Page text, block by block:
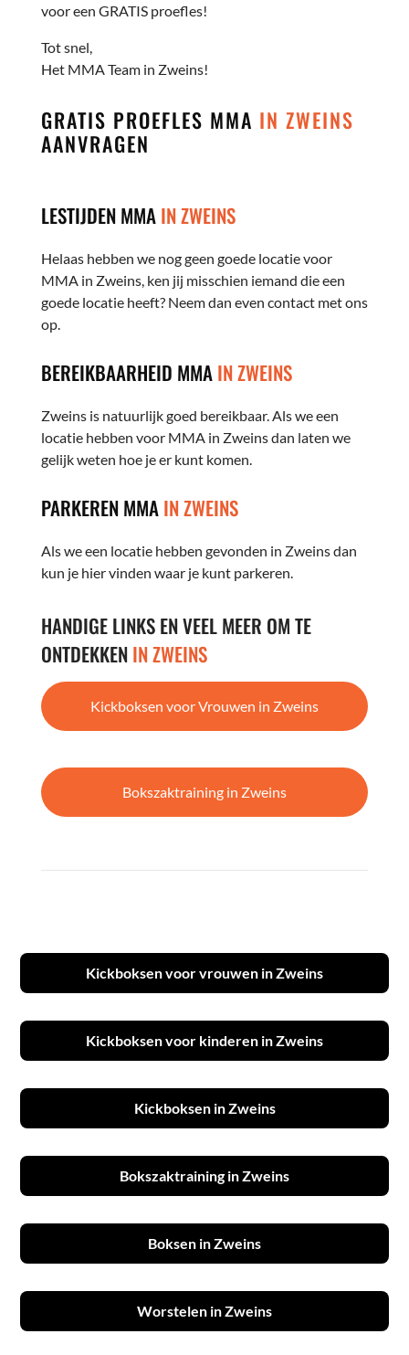
voor een GRATIS proefles!
Tot snel,
Het MMA Team in Zweins!
GRATIS PROEFLES MMA IN ZWEINS
AANVRAGEN
LESTIJDEN MMAIN ZWEINS
Helaas hebben we nog geen goede locatie voor
MMA in Zweins, ken jij misschien iemand die een
goede locatie heeft? Neem dan even contact met ons
op.
BEREIKBAARHEID MMAIN ZWEINS
Zweins is natuurlijk goed bereikbaar. Als we een
locatie hebben voor MMA in Zweins dan laten we
gelijk weten hoe je er kunt komen.
PARKEREN MMAIN ZWEINS
Als we een locatie hebben gevonden in Zweins dan
kun je hier vinden waar je kunt parkeren.
HANDIGE LINKS EN VEEL MEER OM TE
ONTDEKKENIN ZWEINS
Kickboksen voor Vrouwen in Zweins
Bokszaktraining in Zweins
Kickboksen voor vrouwen in Zweins
Kickboksen voor kinderen in Zweins
Kickboksen in Zweins
Bokszaktraining in Zweins
Boksen in Zweins
Worstelen in Zweins